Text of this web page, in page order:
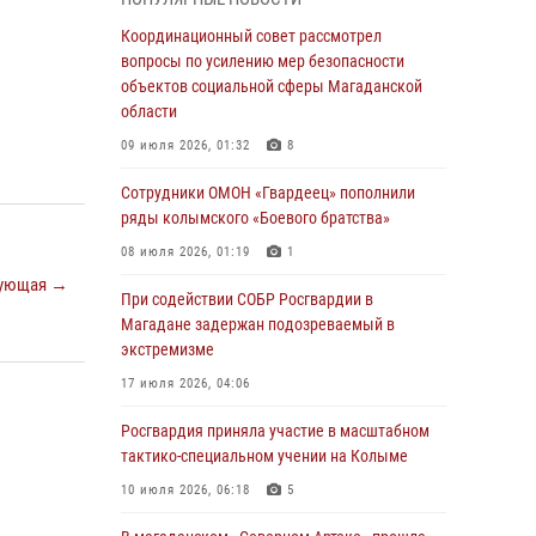
→
подшефных кадет с победой в «Зарнице 2.0»
20 июля 2026, 04:02 8
При содействии СОБР Росгвардии в
Магадане задержан подозреваемый в
экстремизме
«Каникулы с Росгвардией» продолжаются на
Колыме
Начальник Главного штаба – первый
заместитель директора Росгвардии Герой
России генерал-полковник Сергей Бойко
профессиональным праздником
15 июля 2026, 06:21
Координационный совет рассмотрел
вопросы по усилению мер безопасности
объектов социальной сферы Магаданской
области
09 июля 2026, 01:32 8
Сотрудники ОМОН «Гвардеец» пополнили
ряды колымского «Боевого братства»
08 июля 2026, 01:19 1
При содействии СОБР Росгвардии в
Магадане задержан подозреваемый в
экстремизме
17 июля 2026, 04:06
Росгвардия приняла участие в масштабном
тактико-специальном учении на Колыме
10 июля 2026, 06:18 5